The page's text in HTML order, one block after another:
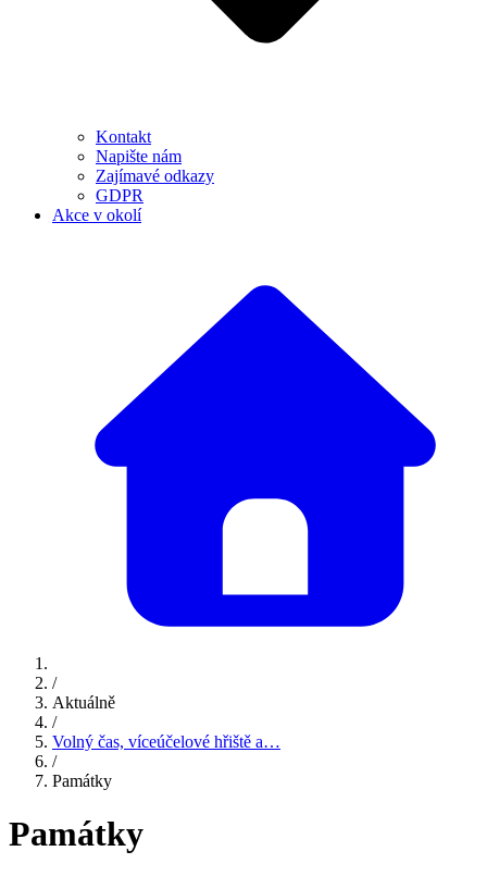
Kontakt
Napište nám
Zajímavé odkazy
GDPR
Akce v okolí
/
Aktuálně
/
Volný čas, víceúčelové hřiště a…
/
Památky
Památky